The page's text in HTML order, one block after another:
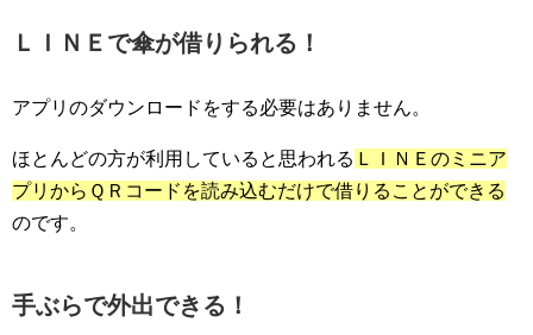
ＬＩＮＥで傘が借りられる！
アプリのダウンロードをする必要はありません。
ほとんどの方が利用していると思われる ＬＩＮＥのミニア
プリからＱＲコードを読み込むだけで借りることができる
のです。
手ぶらで外出できる！